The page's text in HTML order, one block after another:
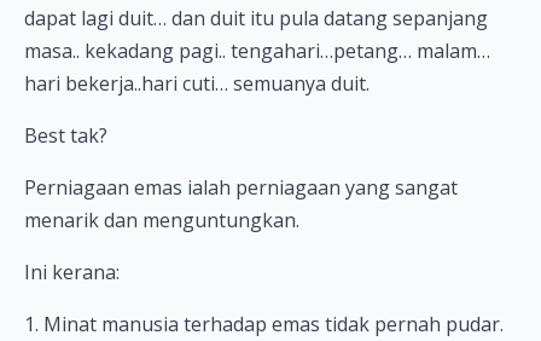
dapat lagi duit… dan duit itu pula datang sepanjang
masa.. kekadang pagi.. tengahari…petang… malam…
hari bekerja..hari cuti… semuanya duit.
Best tak?
Perniagaan emas ialah perniagaan yang sangat
menarik dan menguntungkan.
Ini kerana:
1. Minat manusia terhadap emas tidak pernah pudar.